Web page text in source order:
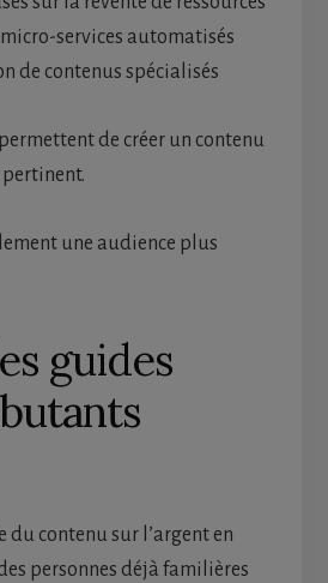
services automatisés
de contenus spécialisés
de créer un contenu
une audience plus
guides
du contenu sur l’argent en
des personnes déjà familières